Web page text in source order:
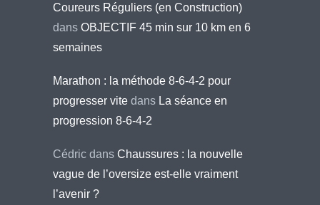
Coureurs Réguliers (en Construction)
dans OBJECTIF 45 min sur 10 km en 6
semaines
Marathon : la méthode 8-6-4-2 pour
progresser vite dans La séance en
progression 8-6-4-2
Cédric dans Chaussures : la nouvelle
vague de l’oversize est-elle vraiment
l’avenir ?